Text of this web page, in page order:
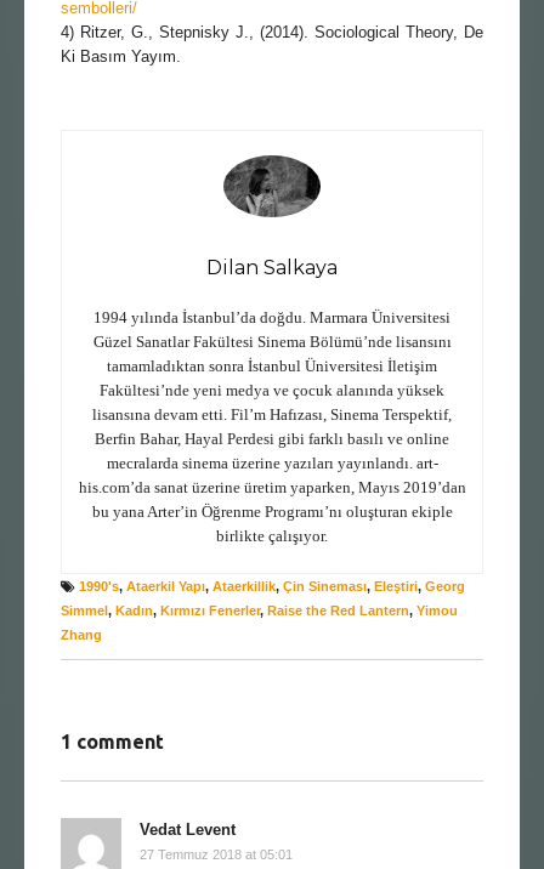
sembolleri/
4) Ritzer, G., Stepnisky J., (2014). Sociological Theory, De
Ki Basım Yayım.
Dilan Salkaya
1994 yılında İstanbul’da doğdu. Marmara Üniversitesi
Güzel Sanatlar Fakültesi Sinema Bölümü’nde lisansını
tamamladıktan sonra İstanbul Üniversitesi İletişim
Fakültesi’nde yeni medya ve çocuk alanında yüksek
lisansına devam etti. Fil’m Hafızası, Sinema Terspektif,
Berfin Bahar, Hayal Perdesi gibi farklı basılı ve online
mecralarda sinema üzerine yazıları yayınlandı. art-
his.com’da sanat üzerine üretim yaparken, Mayıs 2019’dan
bu yana Arter’in Öğrenme Programı’nı oluşturan ekiple
birlikte çalışıyor.
1990's, Ataerkil Yapı, Ataerkillik, Çin Sineması, Eleştiri, Georg
Simmel, Kadın, Kırmızı Fenerler, Raise the Red Lantern, Yimou
Zhang
1 comment
Vedat Levent
27 Temmuz 2018 at 05:01